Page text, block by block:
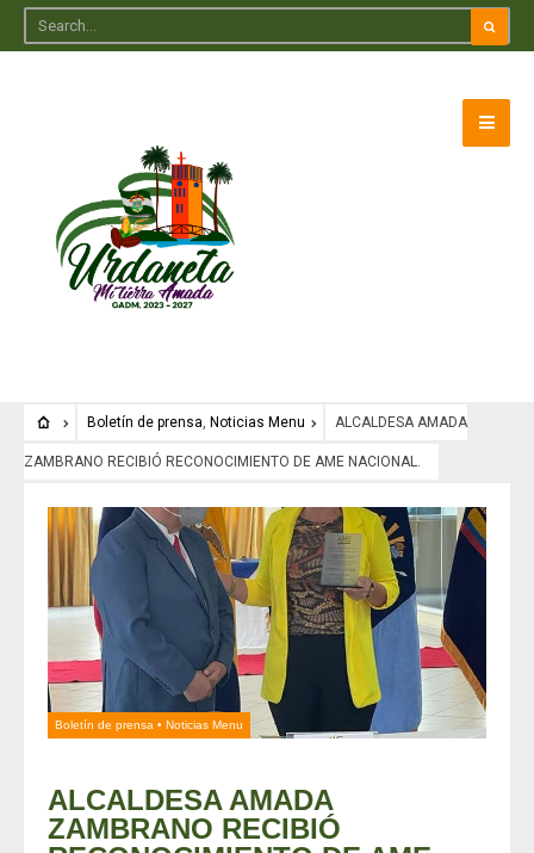
Boletín de prensa, Noticias Menu ALCALDESA AMADA
ZAMBRANO RECIBIÓ RECONOCIMIENTO DE AME NACIONAL.
Boletín de prensa • Noticias Menu
ALCALDESA AMADA
ZAMBRANO RECIBIÓ